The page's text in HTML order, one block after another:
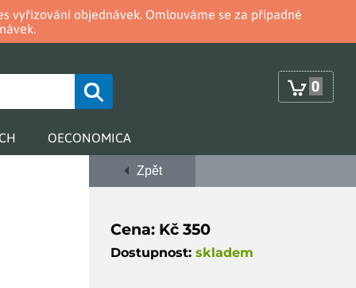
vyřizování objednávek. Omlouváme se za případné
0
OECONOMICA
Zpět
Cena: Kč 350
Dostupnost: skladem